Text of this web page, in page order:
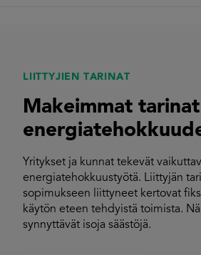
LIITTYJIEN TARINAT
Makeimmat tarinat
Yritykset ja kunnat tekevät
energiatehokkuustyötä. Liittyjän
sopimukseen liittyneet kertovat
käytön eteen tehdyistä toimista.
synnyttävät isoja säästöjä.